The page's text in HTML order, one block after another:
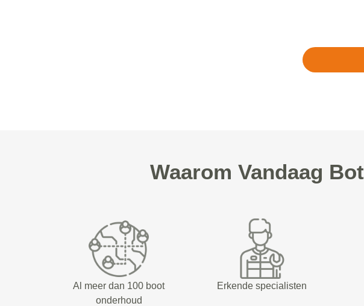
Waarom Vandaag
Al meer dan 100 boot
onderhoud
Erkende specialisten